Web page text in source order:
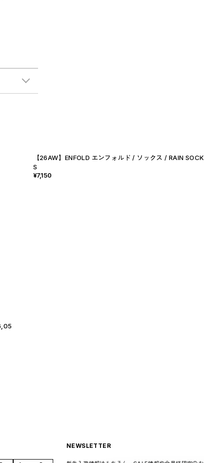
【26AW】ENFOLD エンフォルド / ソックス / RAIN SOCK
S
¥7,150
NEWSLETTER